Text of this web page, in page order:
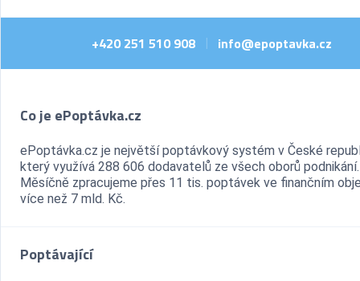
+420 251 510 908 info@epoptavka.cz
Co je ePoptávka.cz
ePoptávka.cz je největší poptávkový systém v České
který využívá 288 606 dodavatelů ze všech oborů podnikání.
Měsíčně zpracujeme přes 11 tis. poptávek ve finančním
více než 7 mld. Kč.
Poptávající